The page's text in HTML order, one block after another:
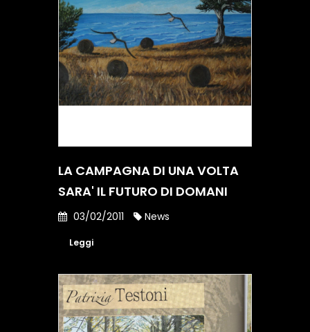
LA CAMPAGNA DI UNA VOLTA
SARA' IL FUTURO DI DOMANI
03/02/2011 News
Leggi